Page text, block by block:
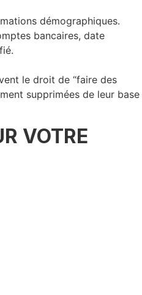
démographiques.
bancaires, date
le droit de “faire des
supprimées de leur base
VOTRE